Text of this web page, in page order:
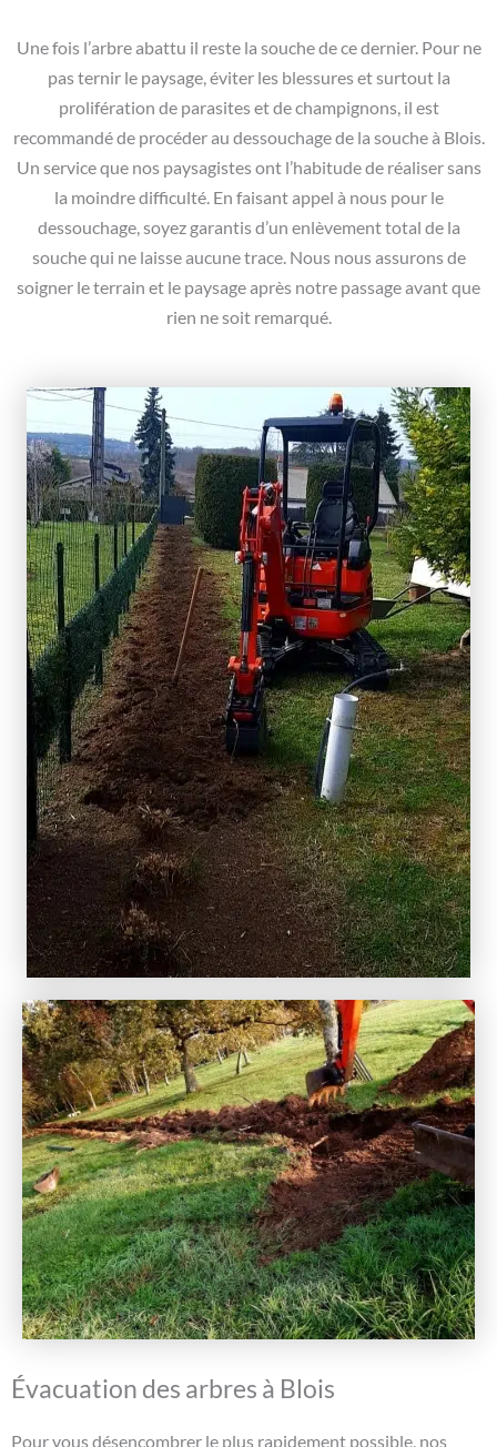
Une fois l’arbre abattu il reste la souche de ce dernier. Pour ne
pas ternir le paysage, éviter les blessures et surtout la
prolifération de parasites et de champignons, il est
recommandé de procéder au dessouchage de la souche à Blois.
Un service que nos paysagistes ont l’habitude de réaliser sans
la moindre difficulté. En faisant appel à nous pour le
dessouchage, soyez garantis d’un enlèvement total de la
souche qui ne laisse aucune trace. Nous nous assurons de
soigner le terrain et le paysage après notre passage avant que
rien ne soit remarqué.
Évacuation des arbres à Blois
Pour vous désencombrer le plus rapidement possible, nos